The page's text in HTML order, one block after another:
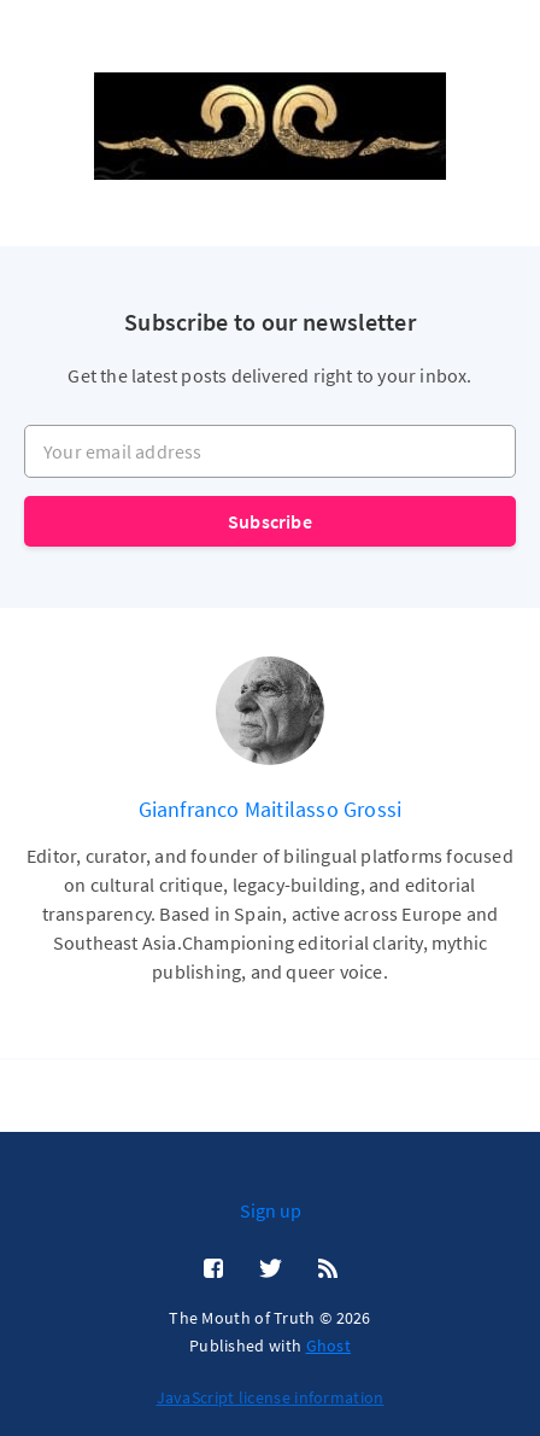
Subscribe to our newsletter
Get the latest posts delivered right to your inbox.
Your email address
Subscribe
Gianfranco Maitilasso Grossi
Editor, curator, and founder of bilingual platforms focused
on cultural critique, legacy-building, and editorial
transparency. Based in Spain, active across Europe and
Southeast Asia.Championing editorial clarity, mythic
publishing, and queer voice.
Sign up
The Mouth of Truth © 2026
Published with Ghost
JavaScript license information